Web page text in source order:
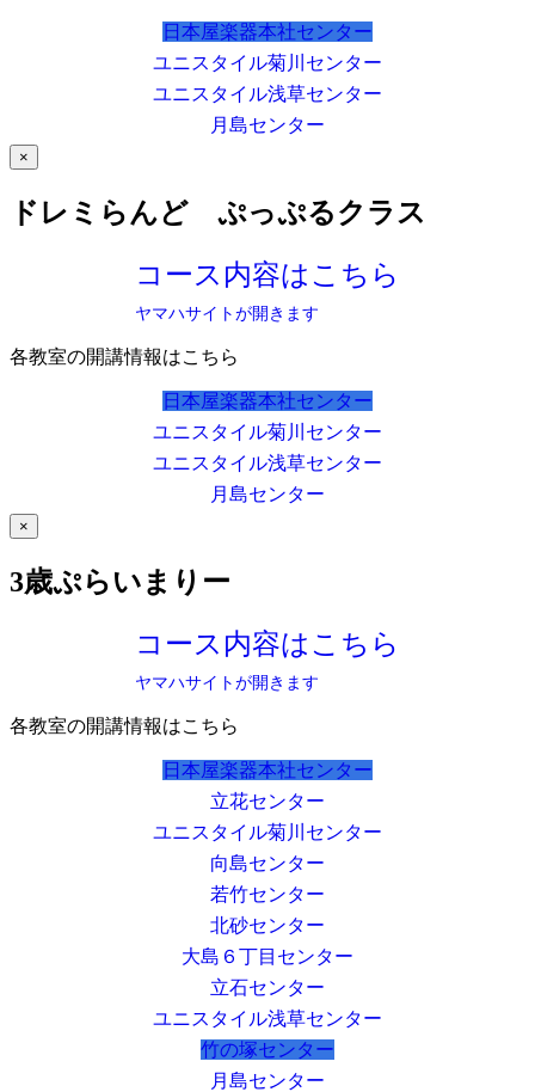
日本屋楽器本社センター
ユニスタイル菊川センター
ユニスタイル浅草センター
月島センター
×
ドレミらんど ぷっぷるクラス
コース内容はこちら
ヤマハサイトが開きます
各教室の開講情報はこちら
日本屋楽器本社センター
ユニスタイル菊川センター
ユニスタイル浅草センター
月島センター
×
3歳ぷらいまりー
コース内容はこちら
ヤマハサイトが開きます
各教室の開講情報はこちら
日本屋楽器本社センター
立花センター
ユニスタイル菊川センター
向島センター
若竹センター
北砂センター
大島６丁目センター
立石センター
ユニスタイル浅草センター
竹の塚センター
月島センター